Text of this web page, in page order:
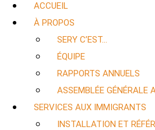
ACCUEIL
À PROPOS
SERY C’EST…
ÉQUIPE
RAPPORTS ANNUELS
ASSEMBLÉE GÉNÉRALE
SERVICES AUX IMMIGRANTS
INSTALLATION ET